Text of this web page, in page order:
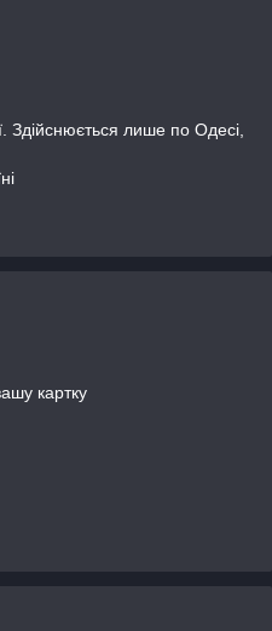
Здійснюється лише по Одесі,
картку